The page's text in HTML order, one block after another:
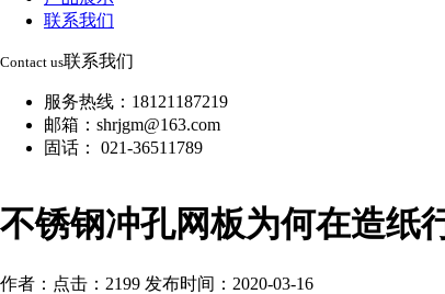
不锈钢冲孔网板为何在造纸
作者： 点击：2199 发布时间：2020-03-16
联系我们
Contact us联系我们
服务热线：18121187219
邮箱：shrjgm@163.com
固话： 021-36511789